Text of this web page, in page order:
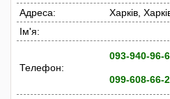
Адреса:
Харків,
Ім'я:
Телефон:
093-940-96-
099-608-66-